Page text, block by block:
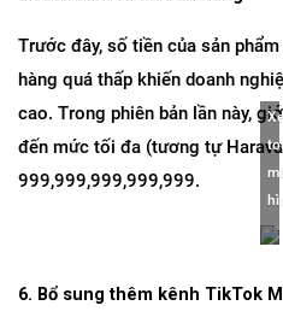
Trước đây, số tiền của sản
hàng quá thấp khiến doanh
cao. Trong phiên bản lần này,
đến mức tối đa (tương tự
999,999,999,999,999.
6. Bổ sung thêm kênh TikTok